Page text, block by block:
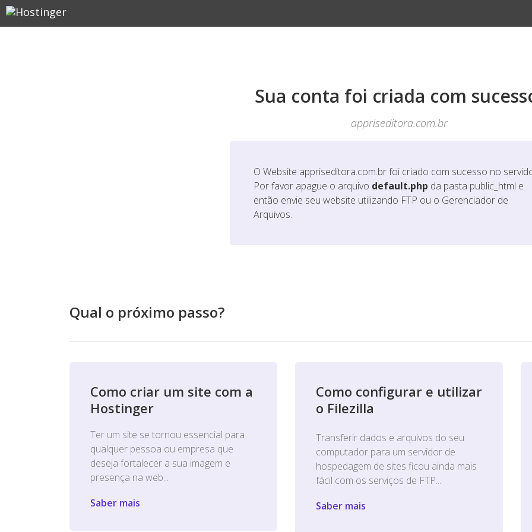
Sua conta foi criada com
appriseditora.com.br
O Website appriseditora.com.brfoi criado com sucesso no
Por favor apague o arquivo default.php da pasta public_html e
então envie seu website utilizando FTP ou o Gerenciador de
Arquivos.
Qual o próximo passo?
Como criar um site com a
Hostinger
Ter um site se tornou essencial para
qualquer pessoa ou empresa que
deseja fortalecer a sua imagem e
presença na web...
Saber mais
Como configurar e utilizar
o Filezilla
Transferir dados e arquivos do seu
computador para um servidor de
hospedagem de sites ficou ainda mais
fácil com os serviços de FTP...
Saber mais